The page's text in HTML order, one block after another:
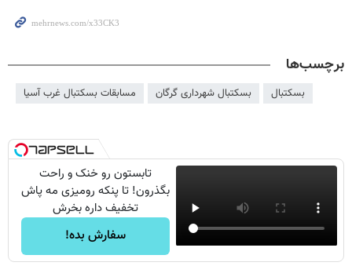
برچسب‌ها
بسکتبال بسکتبال شهرداری گرگان مسابقات بسکتبال غرب آسیا
تابستون رو خنک و راحت
بگذرون! تا پنکه رومیزی مه پاش
تخفیف داره بخرش
سفارش بده!